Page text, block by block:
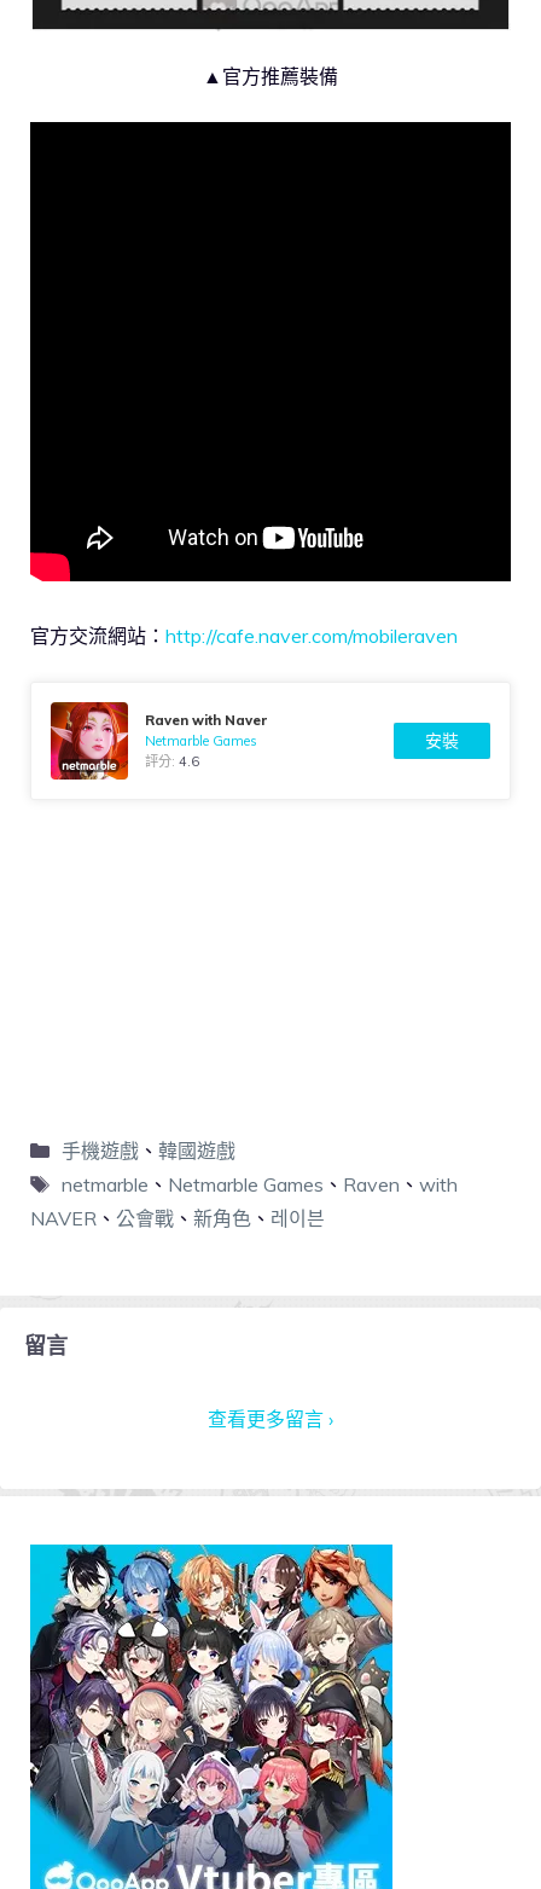
▲官方推薦裝備
官方交流網站： http://cafe.naver.com/mobileraven
Raven with Naver
Netmarble Games
評分:4.6
安裝
手機遊戲、 韓國遊戲
netmarble 、 Netmarble Games 、 Raven 、 with
NAVER 、 公會戰 、 新角色 、 레이븐
留言
查看更多留言 ›